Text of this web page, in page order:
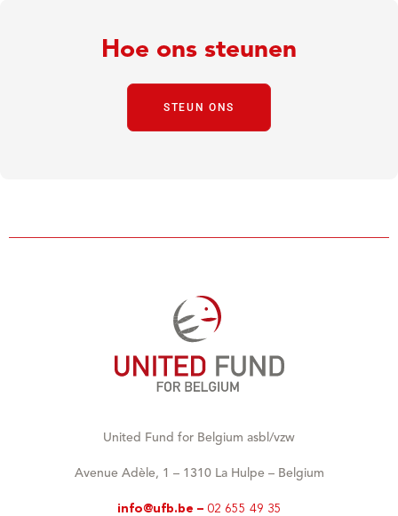
Hoe ons steunen
STEUN ONS
United Fund for Belgium asbl/vzw
Avenue Adèle, 1 – 1310 La Hulpe – Belgium
info@ufb.be – 02 655 49 35